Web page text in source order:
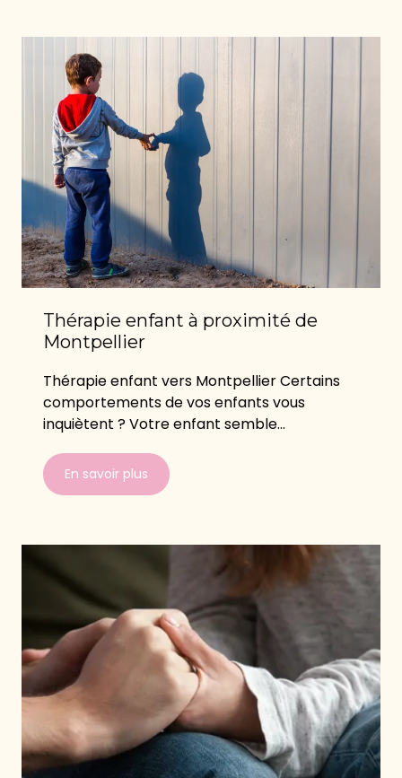
Thérapie enfant à proximité de
Montpellier
Thérapie enfant vers Montpellier Certains
comportements de vos enfants vous
inquiètent ? Votre enfant semble...
En savoir plus